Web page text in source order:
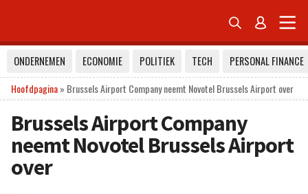
 
ONDERNEMEN ECONOMIE POLITIEK TECH
PERSONAL FINANCE
Hoofdpagina» Brussels Airport Company neemt Novotel Brussels Airport over
Brussels Airport Company
neemt Novotel Brussels Airport
over